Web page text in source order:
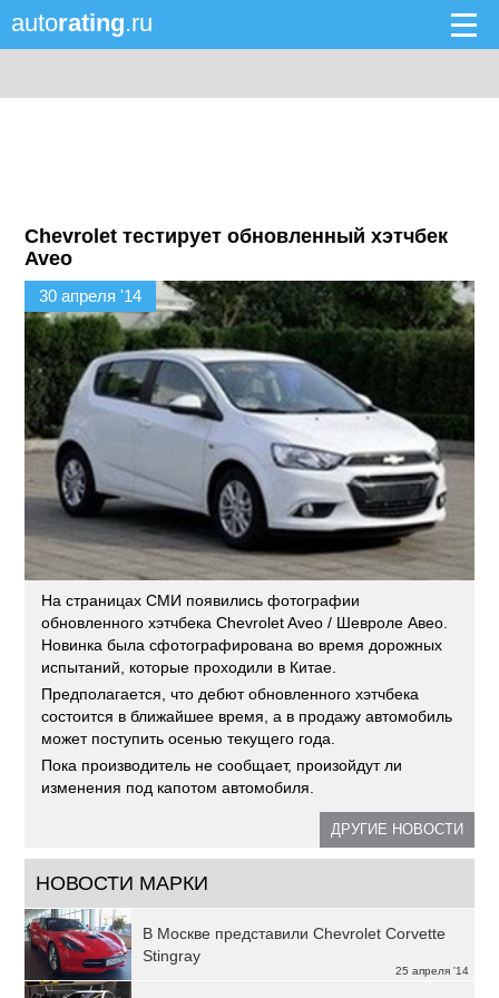
autorating.ru
Chevrolet тестирует обновленный хэтчбек
Aveo
30 апреля '14
На страницах СМИ появились фотографии
обновленного хэтчбека Chevrolet Aveo / Шевроле Авео.
Новинка была сфотографирована во время дорожных
испытаний, которые проходили в Китае.
Предполагается, что дебют обновленного хэтчбека
состоится в ближайшее время, а в продажу автомобиль
может поступить осенью текущего года.
Пока производитель не сообщает, произойдут ли
изменения под капотом автомобиля.
ДРУГИЕ НОВОСТИ
НОВОСТИ МАРКИ
25 апреля '14
В Москве представили Chevrolet Corvette
Stingray